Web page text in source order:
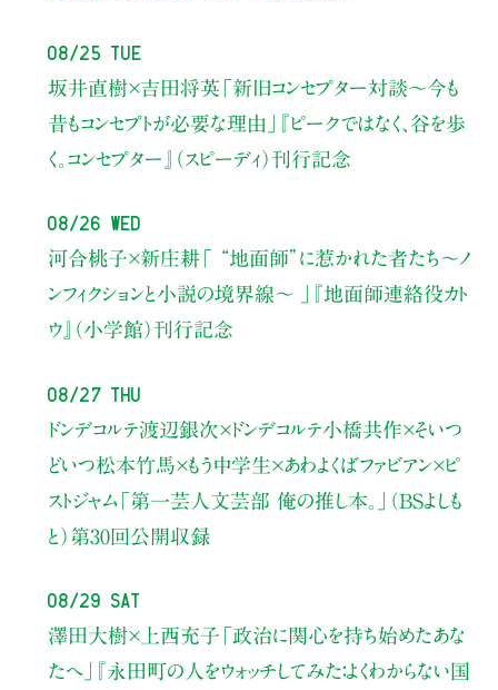
08/25 Tue
坂井直樹×吉田将英「新旧コンセプター対談～今も
昔もコンセプトが必要な理由」
『ピークではなく、谷を歩
く。コンセプター』（スピーディ）刊行記念
08/26 Wed
河合桃子×新庄耕「 “地面師”に惹かれた者たち〜ノ
ンフィクションと小説の境界線〜 」
『地面師連絡役カト
ウ』（小学館）刊行記念
08/27 Thu
ドンデコルテ渡辺銀次×ドンデコルテ小橋共作×そいつ
どいつ松本竹馬×もう中学生×あわよくばファビアン×ピ
ストジャム「第一芸人文芸部 俺の推し本。」（BSよしも
と） 第30回公開収録
08/29 Sat
澤田大樹×上西充子 「政治に関心を持ち始めたあな
たへ」
『永田町の人をウォッチしてみた：よくわからない国